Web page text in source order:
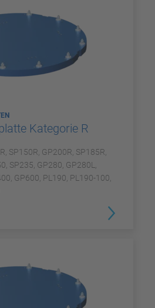
Kategorie R
SP150R, GP200R, SP185R,
SP235, GP280, GP280L,
GP600, PL190, PL190-100,